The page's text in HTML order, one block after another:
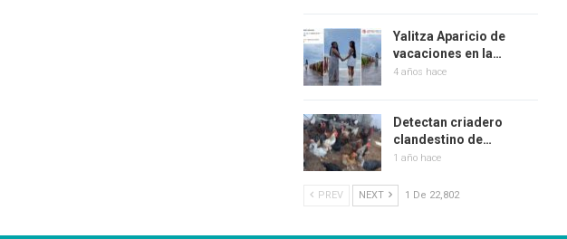
Yalitza Aparicio de
vacaciones en la…
4 años hace
Detectan criadero
clandestino de…
1 año hace
PREV NEXT 1 De 22,802